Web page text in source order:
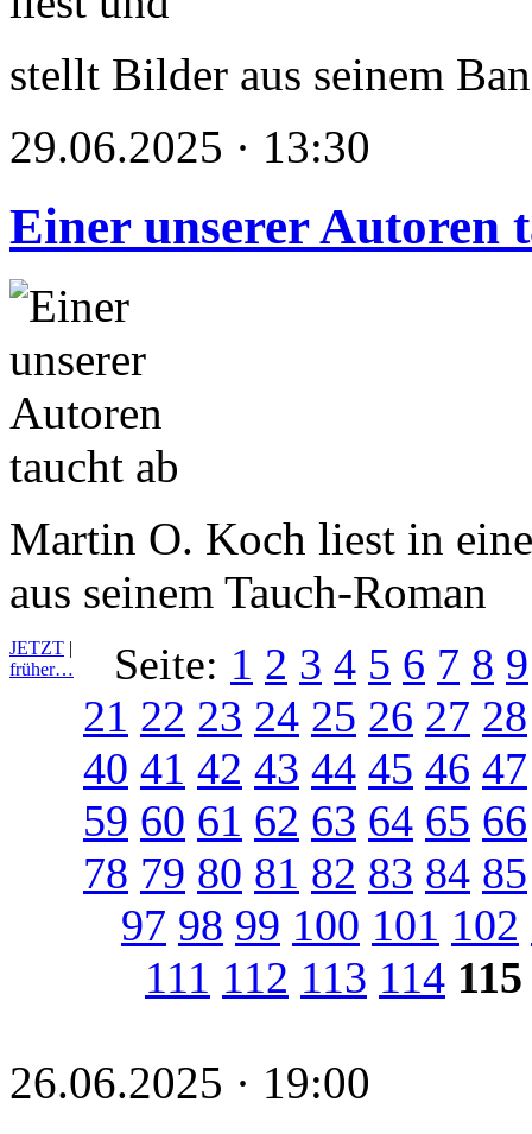
stellt Bilder aus seinem
29.06.2025 · 13:30
Einer unserer Autoren
Martin O. Koch liest in
aus seinem Tauch-Roman
JETZT |
früher…
Seite: 1 2 3 4 5 6 7 8 9
21 22 23 24 25 26 27 28
40 41 42 43 44 45 46 47
59 60 61 62 63 64 65 66
78 79 80 81 82 83 84 85
97 98 99 100 101 102
111 112 113 114 115
26.06.2025 · 19:00